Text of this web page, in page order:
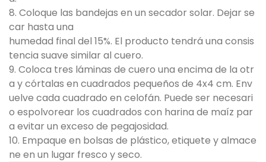
8. Coloque las bandejas en un secador solar. Dejar se
car hasta una
humedad final del 15%. El producto tendrá una consis
tencia suave similar al cuero.
9. Coloca tres láminas de cuero una encima de la otr
a y córtalas en cuadrados pequeños de 4x4 cm. Env
uelve cada cuadrado en celofán. Puede ser necesari
o espolvorear los cuadrados con harina de maíz par
a evitar un exceso de pegajosidad.
10. Empaque en bolsas de plástico, etiquete y almace
ne en un lugar fresco y seco.